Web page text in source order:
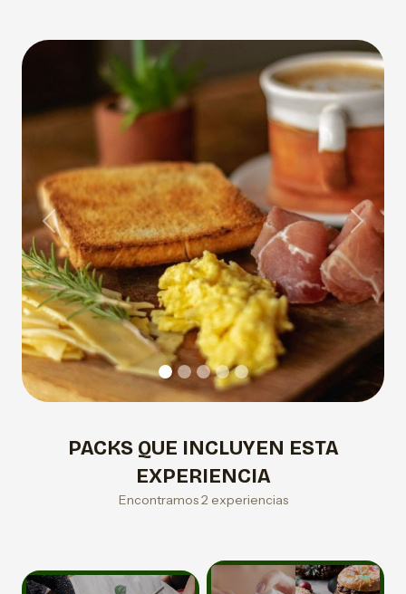
Previous Next
PACKS QUE INCLUYEN ESTA
EXPERIENCIA
Encontramos 2 experiencias